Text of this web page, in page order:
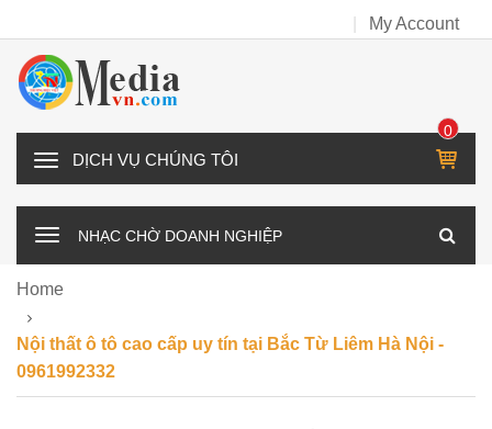
My Account
D
H
0
IT
M
NHẠC CHỜ DOANH NGHIỆP
Home
Nội thất ô tô cao cấp uy tín tại Bắc Từ Liêm Hà Nội -
0961992332